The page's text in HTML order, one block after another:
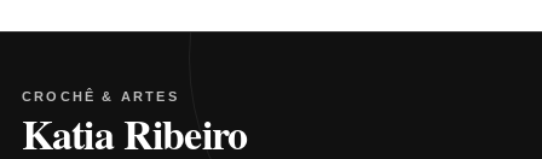
CROCHÊ & ARTES
Katia Ribeiro